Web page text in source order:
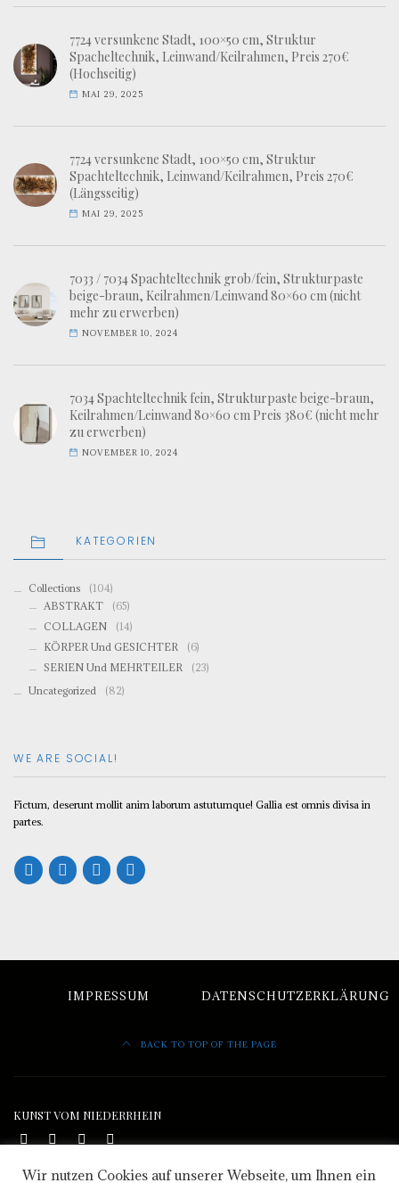
7724 versunkene Stadt, 100×50 cm, Struktur
Spacheltechnik, Leinwand/Keilrahmen, Preis 270€
(Hochseitig)
MAI 29, 2025
7724 versunkene Stadt, 100×50 cm, Struktur
Spachteltechnik, Leinwand/Keilrahmen, Preis 270€
(Längsseitig)
MAI 29, 2025
7033 / 7034 Spachteltechnik grob/fein, Strukturpaste
beige-braun, Keilrahmen/Leinwand 80×60 cm (nicht
mehr zu erwerben)
NOVEMBER 10, 2024
7034 Spachteltechnik fein, Strukturpaste beige-braun,
Keilrahmen/Leinwand 80×60 cm Preis 380€ (nicht mehr
zu erwerben)
NOVEMBER 10, 2024
KATEGORIEN
Collections
(104)
ABSTRAKT
(65)
COLLAGEN
(14)
KÖRPER Und GESICHTER
(6)
SERIEN Und MEHRTEILER
(23)
Uncategorized
(82)
WE ARE SOCIAL!
Fictum, deserunt mollit anim laborum astutumque! Gallia est omnis divisa in
partes.
IMPRESSUM DATENSCHUTZERKLÄRUNG
BACK TO TOP OF THE PAGE
KUNST VOM NIEDERRHEIN
Wir nutzen Cookies auf unserer Webseite, um Ihnen ein